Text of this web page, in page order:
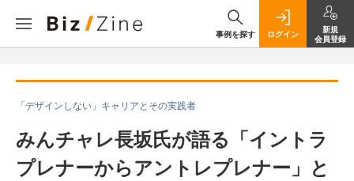
事例を探す ログイン
新規
会員登録
「デザインしない」キャリアとその実践者
みんチャレ長坂氏が語る「イントラ
プレナーからアントレプレナー」と